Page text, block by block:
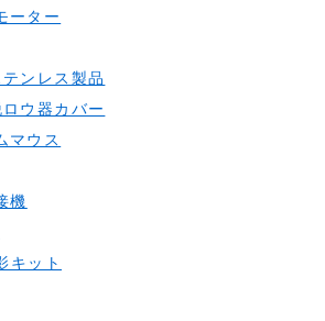
ーター
ンレス製品
ウ器カバー
マウス
機
キット